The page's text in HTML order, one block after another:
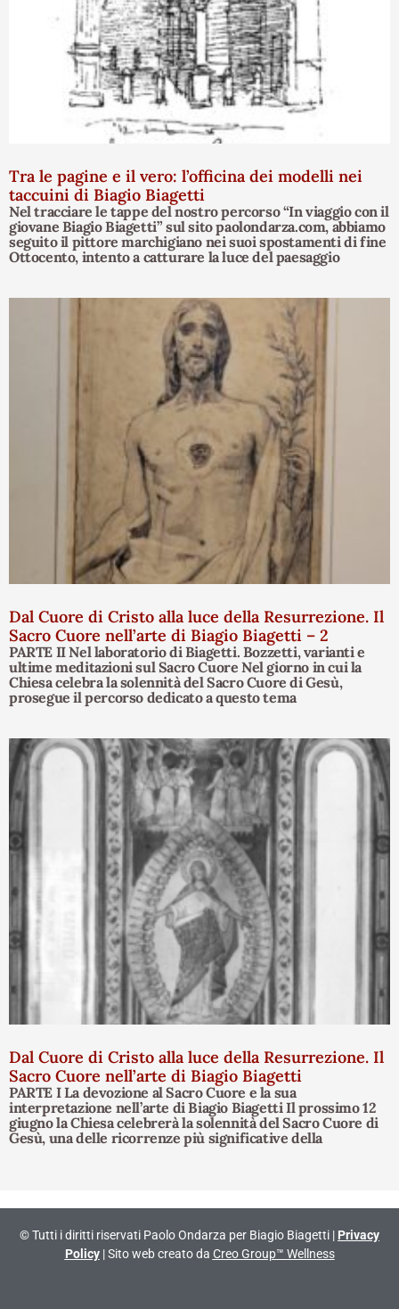
Tra le pagine e il vero: l’officina dei modelli nei
taccuini di Biagio Biagetti
Nel tracciare le tappe del nostro percorso “In viaggio con il
giovane Biagio Biagetti” sul sito paolondarza.com, abbiamo
seguito il pittore marchigiano nei suoi spostamenti di fine
Ottocento, intento a catturare la luce del paesaggio
Dal Cuore di Cristo alla luce della Resurrezione. Il
Sacro Cuore nell’arte di Biagio Biagetti – 2
PARTE II Nel laboratorio di Biagetti. Bozzetti, varianti e
ultime meditazioni sul Sacro Cuore Nel giorno in cui la
Chiesa celebra la solennità del Sacro Cuore di Gesù,
prosegue il percorso dedicato a questo tema
Dal Cuore di Cristo alla luce della Resurrezione. Il
Sacro Cuore nell’arte di Biagio Biagetti
PARTE I La devozione al Sacro Cuore e la sua
interpretazione nell’arte di Biagio Biagetti Il prossimo 12
giugno la Chiesa celebrerà la solennità del Sacro Cuore di
Gesù, una delle ricorrenze più significative della
© Tutti i diritti riservati Paolo Ondarza per Biagio Biagetti | Privacy
Policy| Sito web creato da Creo Group™ Wellness